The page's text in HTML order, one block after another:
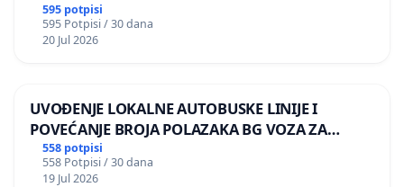
595 potpisi
595 Potpisi / 30 dana
20 Jul 2026
UVOĐENJE LOKALNE AUTOBUSKE LINIJE I
POVEĆANJE BROJA POLAZAKA BG VOZA ZA
NASELJA LEVE OBALE DUNAVA
558 potpisi
558 Potpisi / 30 dana
19 Jul 2026